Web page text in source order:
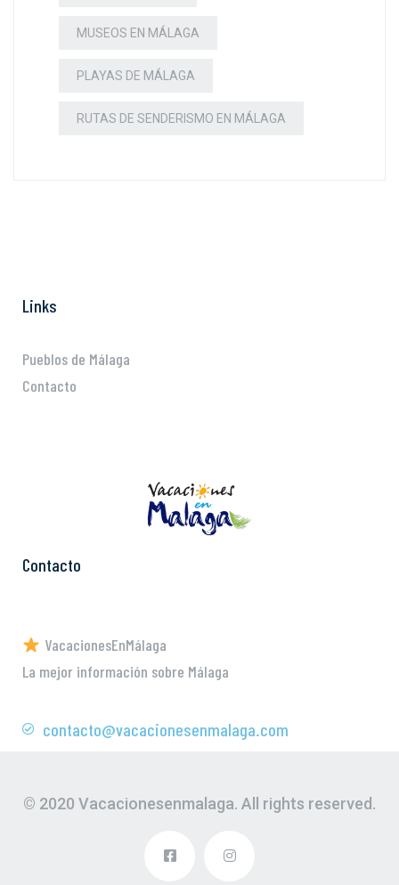
MUSEOS EN MÁLAGA
PLAYAS DE MÁLAGA
RUTAS DE SENDERISMO EN MÁLAGA
Links
Pueblos de Málaga
Contacto
Contacto
VacacionesEnMálaga
La mejor información sobre Málaga
contacto@vacacionesenmalaga.com
© 2020 Vacacionesenmalaga. All rights reserved.